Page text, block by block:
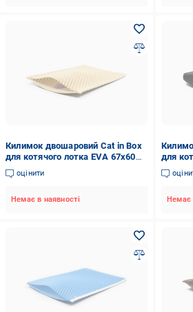
Килимок двошаровий Cat in Box
для котячого лотка EVA 67x60
см Бежевий
оцінити
Немає в наявності
для
Немає